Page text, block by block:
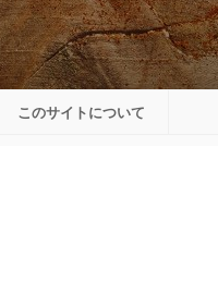
このサイトについて